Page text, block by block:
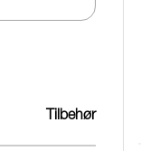
Tilbehør